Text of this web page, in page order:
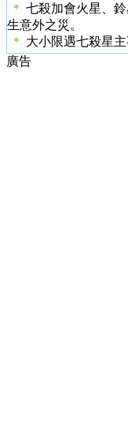
＊ 七殺加會火星、
生意外之災。
＊ 大小限遇七殺星主
廣告